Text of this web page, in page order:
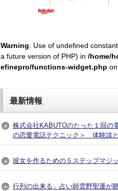
Warning: Use of undefined
a future version of PHP) in /home/
efinepro/functions-widget.php
最新情報
株式会社KABUTOのたった１回の
の恋愛電話テクニック＞ 体験談
彼女を作るための５ステップマ
行列の出来る」占い師雲野聖運が